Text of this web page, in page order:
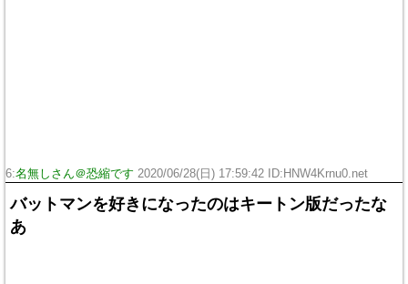
6:名無しさん＠恐縮です 2020/06/28(日) 17:59:42 ID:HNW4Krnu0.net
バットマンを好きになったのはキートン版だったな
あ